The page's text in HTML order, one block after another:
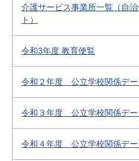
介護サービス事業所一覧（自
ト）
令和3年度 教育便覧
令和２年度 公立学校関係デー
令和３年度 公立学校関係デー
令和４年度 公立学校関係デー